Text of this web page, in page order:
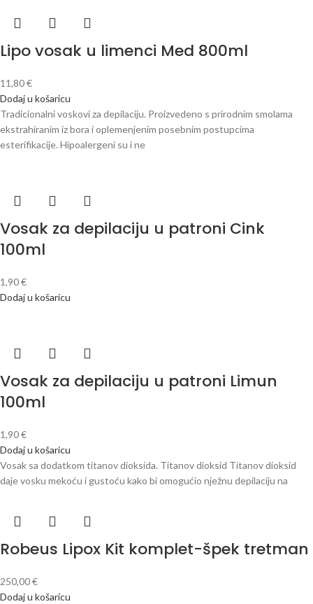
Lipo vosak u limenci Med 800ml
11,80€
Dodaj u košaricu
Tradicionalni voskovi za depilaciju. Proizvedeno s prirodnim smolama
ekstrahiranim iz bora i oplemenjenim posebnim postupcima
esterifikacije. Hipoalergeni su i ne
Vosak za depilaciju u patroni Cink
100ml
1,90€
Dodaj u košaricu
Vosak za depilaciju u patroni Limun
100ml
1,90€
Dodaj u košaricu
Vosak sa dodatkom titanov dioksida. Titanov dioksid Titanov dioksid
daje vosku mekoću i gustoću kako bi omogućio nježnu depilaciju na
Robeus Lipox Kit komplet-špek tretman
250,00€
Dodaj u košaricu